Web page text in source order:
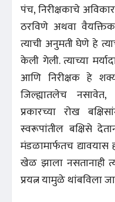
पंच, निरीक्षकाचे
ठरविणे अथवा वैयक्तिक
त्याची अनुमती घेणे हे
केली गेली. त्याच्या
आणि निरीक्षक हे
जिल्ह्यातलेच
प्रकारच्या रोख
स्वरूपांतील बक्षिसे
मंडळामार्फतच
खेळ झाला नसतानाही
प्रयत्न यामुळे थांबविला